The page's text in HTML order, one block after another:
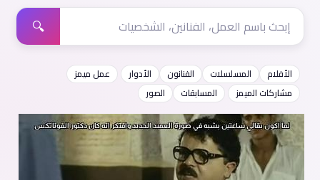
🔍
الأفلام المسلسلات الفنانون الأدوار
عمل ميمز
مشاركات الميمز
المسابقات الصور